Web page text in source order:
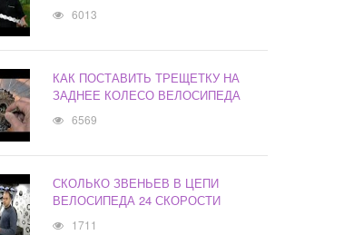
6013
КАК ПОСТАВИТЬ ТРЕЩЕТКУ НА
ЗАДНЕЕ КОЛЕСО ВЕЛОСИПЕДА
6569
СКОЛЬКО ЗВЕНЬЕВ В ЦЕПИ
ВЕЛОСИПЕДА 24 СКОРОСТИ
1711